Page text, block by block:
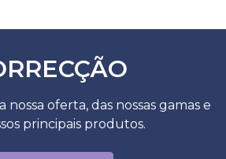
nossa oferta, das nossas gamas e
principais produtos.